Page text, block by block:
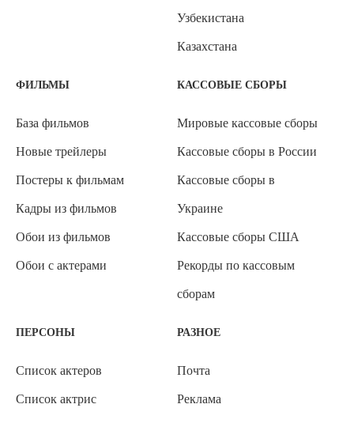
Узбекистана
Казахстана
ФИЛЬМЫ
База фильмов
Новые трейлеры
Постеры к фильмам
Кадры из фильмов
Обои из фильмов
Обои с актерами
КАССОВЫЕ СБОРЫ
Мировые кассовые сборы
Кассовые сборы в России
Кассовые сборы в
Украине
Кассовые сборы США
Рекорды по кассовым
сборам
ПЕРСОНЫ
Список актеров
Список актрис
РАЗНОЕ
Почта
Реклама